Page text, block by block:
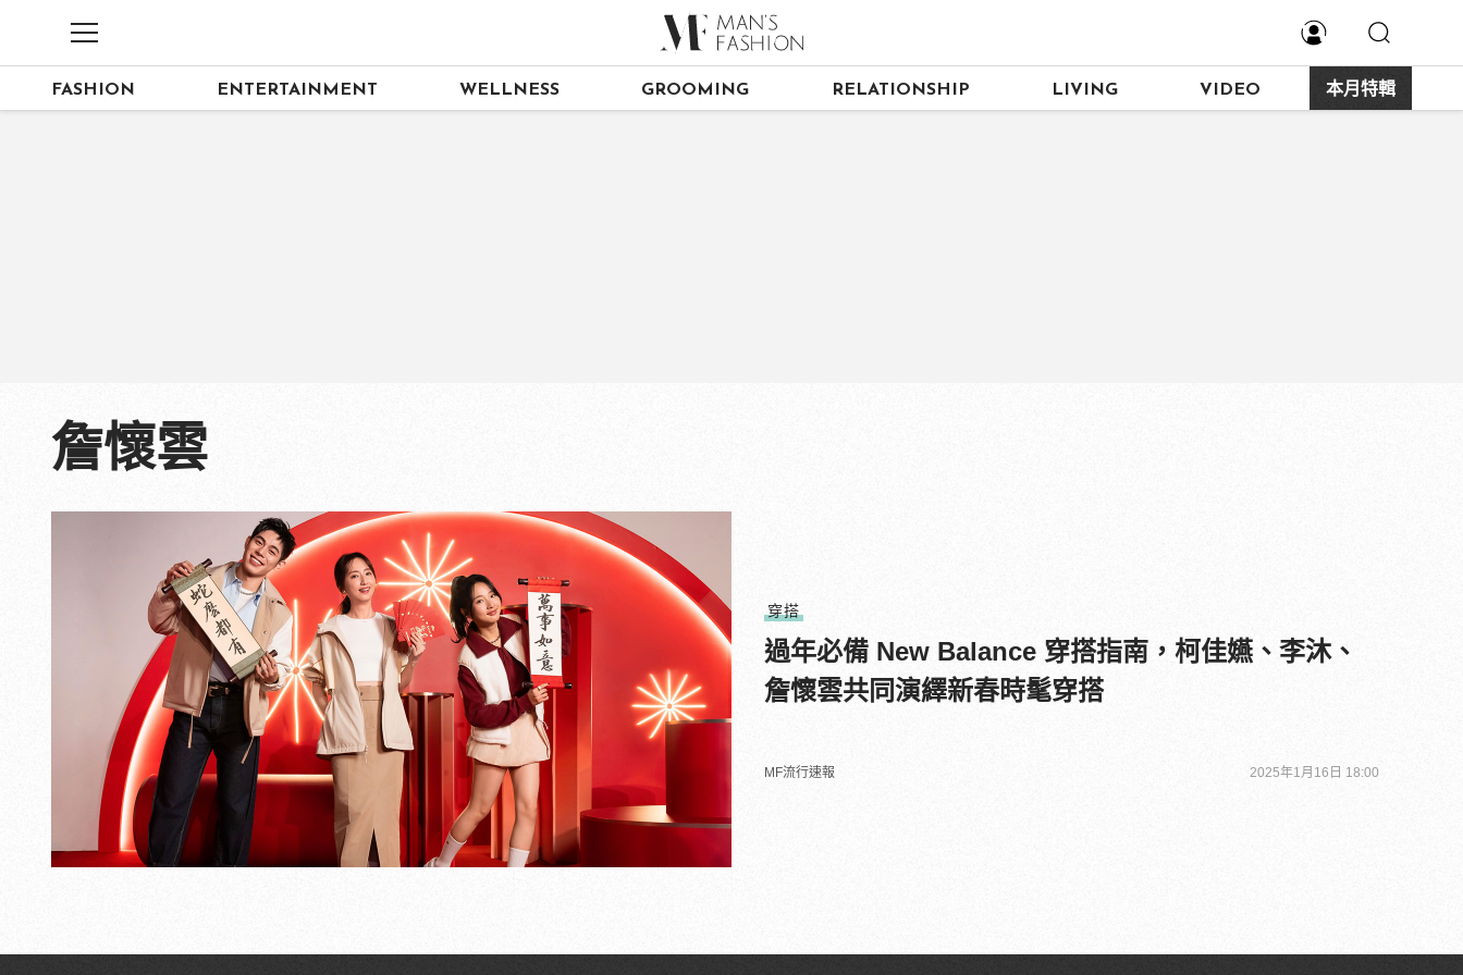
FASHION ENTERTAINMENT WELLNESS GROOMING RELATIONSHIP LIVING VIDEO 本月特輯
詹懷雲
穿搭
過年必備 New Balance 穿搭指南，柯佳嬿、李沐、
詹懷雲共同演繹新春時髦穿搭
MF流行速報 2025年1月16日 18:00